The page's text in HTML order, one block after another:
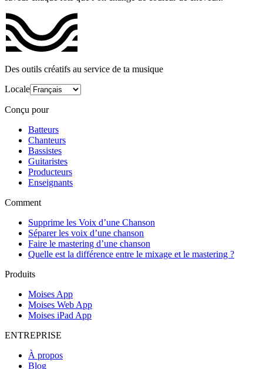
Des outils créatifs au service de ta musique
Locale
Conçu pour
Batteurs
Chanteurs
Bassistes
Guitaristes
Producteurs
Enseignants
Comment
Supprime les Voix d’une Chanson
Séparer les voix d’une chanson
Faire le mastering d’une chanson
Quelle est la différence entre le mixage et le mastering ?
Produits
Moises App
Moises Web App
Moises iPad App
ENTREPRISE
À propos
Blog